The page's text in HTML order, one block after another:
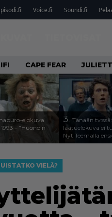
Voice.fi Soundi.fi
CAPE FEAR
elokuva
– ”Huonoin
3. Tänään
laatuelokuva ei
Nyt Teemalla
VIELÄ?